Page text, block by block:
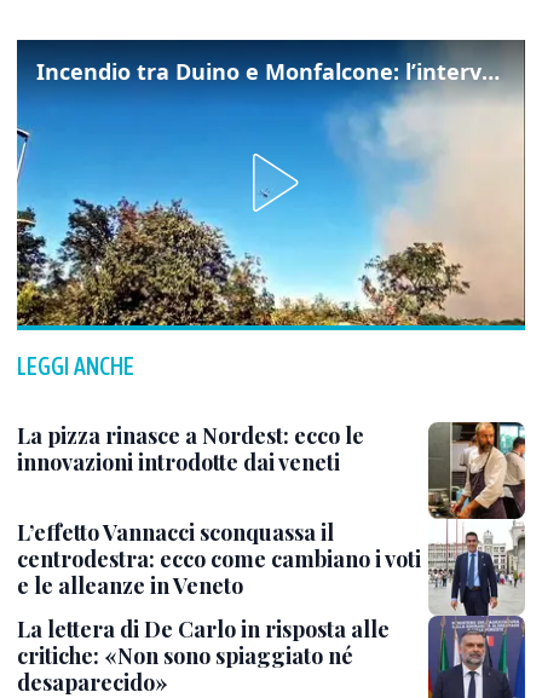
Incendio tra Duino e Monfalcone: l’intervento dei vigili del fuoco
LEGGI ANCHE
La pizza rinasce a Nordest: ecco le
innovazioni introdotte dai veneti
L’effetto Vannacci sconquassa il
centrodestra: ecco come cambiano i voti
e le alleanze in Veneto
La lettera di De Carlo in risposta alle
critiche: «Non sono spiaggiato né
desaparecido»